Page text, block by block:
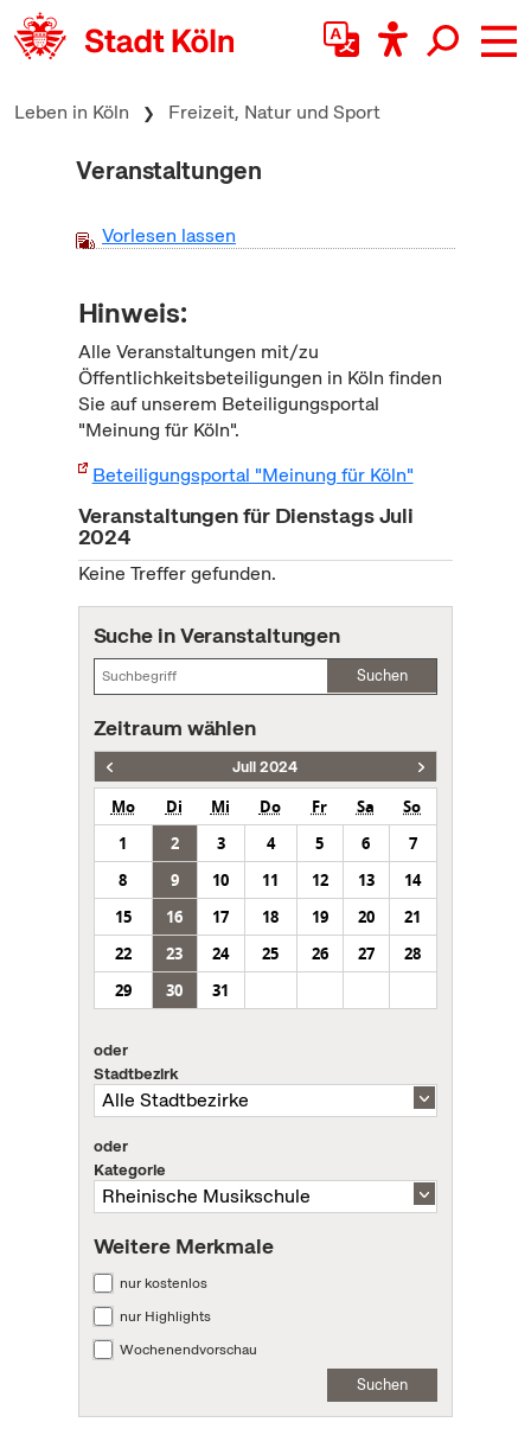
zum Inhalt springen
Leben in Köln Freizeit, Natur und Sport
Veranstaltungen
Vorlesen lassen
Hinweis:
Alle Veranstaltungen mit/zu
Öffentlichkeitsbeteiligungen in Köln finden
Sie auf unserem Beteiligungsportal
"Meinung für Köln".
Beteiligungsportal "Meinung für Köln"
Veranstaltungen für Dienstags Juli
2024
Keine Treffer gefunden.
Suche in Veranstaltungen
Suchen
Zeitraum wählen
Juli 2024
Mo Di Mi Do Fr Sa
So
1
2 3 4 5 6
7
8
9 10 11 12 13
14
15
16 17 18 19 20
21
22
23 24 25 26 27
28
29
30 31
oder
Stadtbezirk
oder
Kategorie
Weitere Merkmale
nur kostenlos
nur Highlights
Wochenendvorschau
Suchen